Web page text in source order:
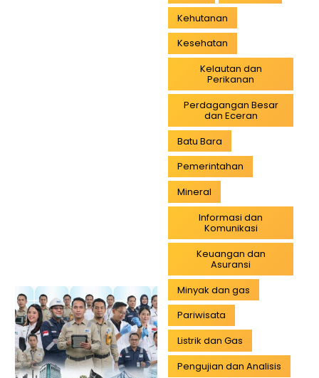
Kehutanan
Kesehatan
Kelautan dan
Perikanan
Perdagangan Besar
dan Eceran
Batu Bara
Pemerintahan
Mineral
Informasi dan
Komunikasi
Keuangan dan
Asuransi
Minyak dan gas
Pariwisata
Listrik dan Gas
Pengujian dan Analisis